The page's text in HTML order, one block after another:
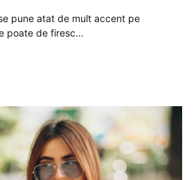
pune atat de mult accent pe
poate de firesc…